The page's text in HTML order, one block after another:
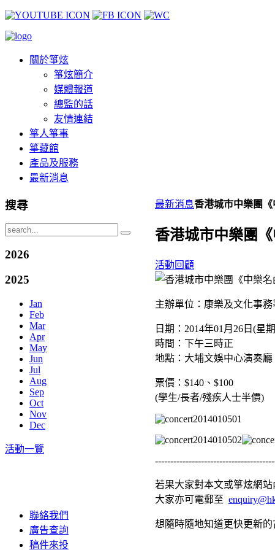
關於箏炫
箏炫簡介
媒體報道
總監的話
友情連結
箏人箏事
箏藏館
產品及服務
最新消息
最新消息香港城市中樂團
香港城市中樂團
活動回顧
主辦單位：康樂及文化事務
日期：2014年01月26日(星
時間：下午三時正
地點：大埔文娛中心演奏廳
票價：$140、$100
(學生/長者/殘疾人士半價)
若果大家對本文或箏炫網站
大家亦可電郵至
想隨時隨地知道更快更新的
搜尋
2026
2025
Jan
Feb
Mar
Apr
May
Jun
Jul
Aug
Sep
Oct
Nov
Dec
活動一覽
聯絡我們
廣告查詢
稿件來投